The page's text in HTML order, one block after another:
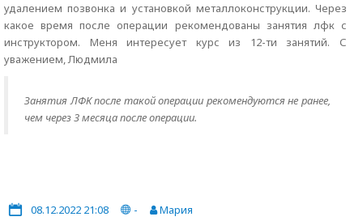
удалением позвонка и установкой металлоконструкции. Через
какое время после операции рекомендованы занятия лфк с
инструктором. Меня интересует курс из 12-ти занятий. С
уважением, Людмила
Занятия ЛФК после такой операции рекомендуются не ранее,
чем через 3 месяца после операции.
08.12.2022 21:08 -
Мария